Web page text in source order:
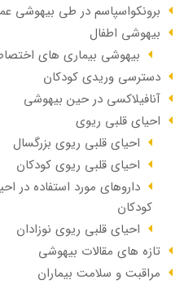
برونکواسپاسم در طی بیهوشی
بیهوشی اطفال
بیهوشی بیماری های
دسترسی وریدی کودکان
آنافيلاکسی در حين بيهوشی
احیای قلبی ریوی
احیای قلبی ریوی بزرگسال
احیای قلبی ریوی کودکان
داروهای مورد استفاده در
کودکان
احیای قلبی ریوی نوزادان
تازه های مقالات بیهوشی
مراقبت و سلامت بیماران